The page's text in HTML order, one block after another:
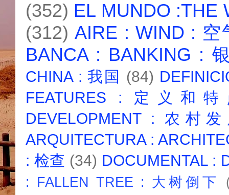
(352) EL MUNDO :THE
(312) AIRE : WIND : 空
BANCA : BANKING :
CHINA : 我国 (84)
FEATURES : 定义和
DEVELOPMENT : 农村
ARQUITECTURA :
: 检查 (34) DOCUMENTAL :
: FALLEN TREE : 大树倒下